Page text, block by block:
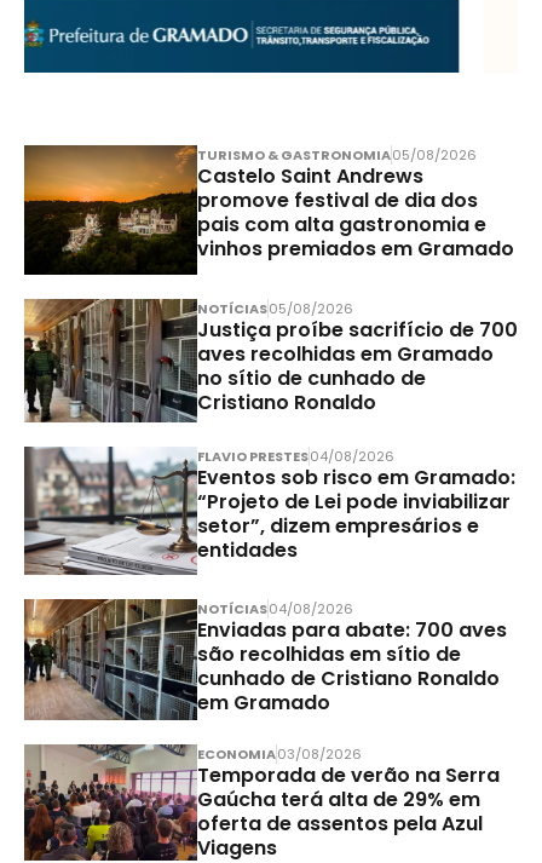
TURISMO & GASTRONOMIA05/08/2026
Castelo Saint Andrews
promove festival de dia dos
pais com alta gastronomia e
vinhos premiados em Gramado
NOTÍCIAS05/08/2026
Justiça proíbe sacrifício de 700
aves recolhidas em Gramado
no sítio de cunhado de
Cristiano Ronaldo
FLAVIO PRESTES04/08/2026
Eventos sob risco em Gramado:
“Projeto de Lei pode inviabilizar
setor”, dizem empresários e
entidades
NOTÍCIAS04/08/2026
Enviadas para abate: 700 aves
são recolhidas em sítio de
cunhado de Cristiano Ronaldo
em Gramado
ECONOMIA03/08/2026
Temporada de verão na Serra
Gaúcha terá alta de 29% em
oferta de assentos pela Azul
Viagens